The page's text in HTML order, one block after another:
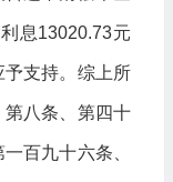
息13020.73元
予支持。综上所
八条、第四十
百九十六条、